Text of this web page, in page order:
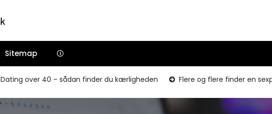
Sitemap 🛈
Dating over 40 – sådan finder du kærligheden Flere og flere finder en